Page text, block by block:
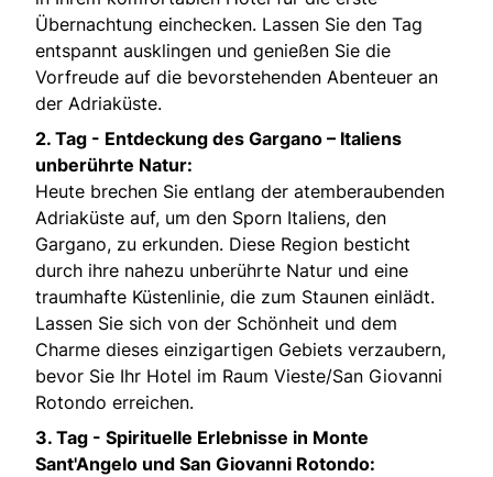
Übernachtung einchecken. Lassen Sie den Tag
entspannt ausklingen und genießen Sie die
Vorfreude auf die bevorstehenden Abenteuer an
der Adriaküste.
2. Tag - Entdeckung des Gargano – Italiens
unberührte Natur:
Heute brechen Sie entlang der atemberaubenden
Adriaküste auf, um den Sporn Italiens, den
Gargano, zu erkunden. Diese Region besticht
durch ihre nahezu unberührte Natur und eine
traumhafte Küstenlinie, die zum Staunen einlädt.
Lassen Sie sich von der Schönheit und dem
Charme dieses einzigartigen Gebiets verzaubern,
bevor Sie Ihr Hotel im Raum Vieste/San Giovanni
Rotondo erreichen.
3. Tag - Spirituelle Erlebnisse in Monte
Sant'Angelo und San Giovanni Rotondo: